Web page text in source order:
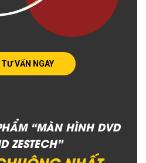
TƯ VẤN NGAY
“MÀN HÌNH DVD
ZESTECH”